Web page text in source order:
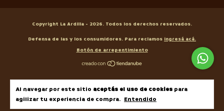
Al navegar por este sitio aceptás el uso de cookies para
agilizar tu experiencia de compra. Entendido
Copyright La Ardilla - 2026. Todos los derechos reservados.
Defensa de las y los consumidores. Para reclamos ingresá acá.
Botón de arrepentimiento